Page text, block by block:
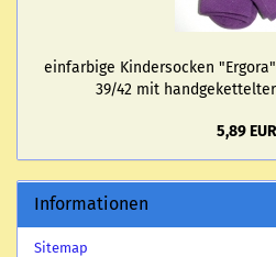
ein­far­bi­ge Kin­der­so­cken
39/42 mit
5,89 EUR
Informationen
Sitemap